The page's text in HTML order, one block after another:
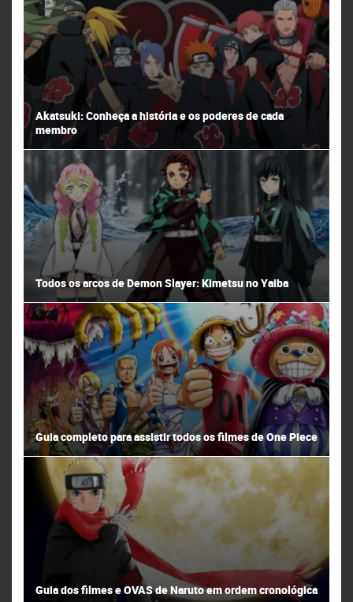
Akatsuki: Conheça a história e os poderes de cada
membro
Todos os arcos de Demon Slayer: Kimetsu no Yaiba
Guia completo para assistir todos os filmes de One Piece
Guia dos filmes e OVAS de Naruto em ordem cronológica